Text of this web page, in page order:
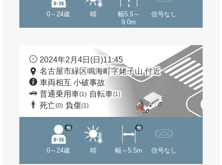
0～24歳 晴
幅5.5～
9.0m
信号なし
2024年2月4日(日)11:45
名古屋市緑区鳴海町字姥子山 付近
車両相互 小破事故
普通乗用車(1) 自転車(1)
死亡(0) 負傷(1)
0～24歳
他
晴 幅～5.5m
他
信号なし